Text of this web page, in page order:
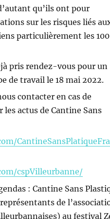
qu’ils ont pour
sur les risques liés
particulièrement les
pris rendez-vous pour un
de travail le 18 mai 2022.
contacter en cas de
actus de Cantine Sans
cspVilleurbanne/
: Cantine Sans
de
au festival